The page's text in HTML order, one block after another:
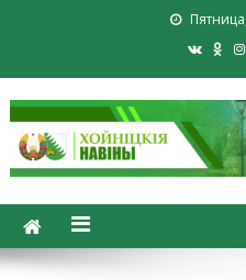
Хойники.
Новости